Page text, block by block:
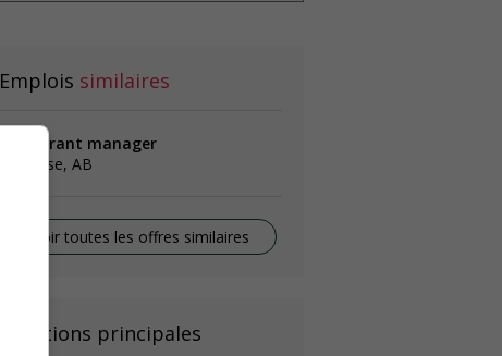
Emplois similaires
restaurant manager
Camrose, AB
Voir toutes les offres similaires
Fonctions principales